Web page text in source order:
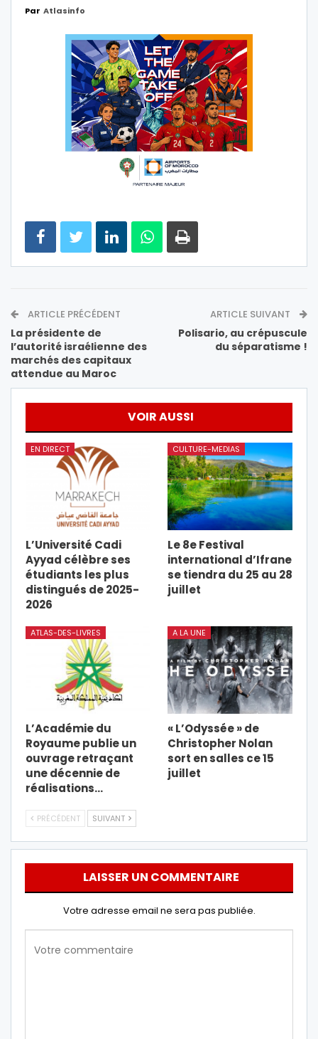
Par Atlasinfo
ARTICLE PRÉCÉDENT
La présidente de
l’autorité israélienne des
marchés des capitaux
attendue au Maroc
ARTICLE SUIVANT
Polisario, au crépuscule
du séparatisme !
VOIR AUSSI
EN DIRECT
L’Université Cadi
Ayyad célèbre ses
étudiants les plus
distingués de 2025-
2026
CULTURE-MEDIAS
Le 8e Festival
international d’Ifrane
se tiendra du 25 au 28
juillet
ATLAS-DES-LIVRES
L’Académie du
Royaume publie un
ouvrage retraçant
une décennie de
réalisations…
A LA UNE
« L’Odyssée » de
Christopher Nolan
sort en salles ce 15
juillet
PRÉCÉDENT SUIVANT
LAISSER UN COMMENTAIRE
Votre adresse email ne sera pas publiée.